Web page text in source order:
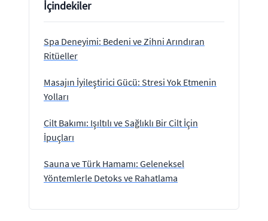
İçindekiler
Spa Deneyimi: Bedeni ve Zihni Arındıran
Ritüeller
Masajın İyileştirici Gücü: Stresi Yok Etmenin
Yolları
Cilt Bakımı: Işıltılı ve Sağlıklı Bir Cilt İçin
İpuçları
Sauna ve Türk Hamamı: Geleneksel
Yöntemlerle Detoks ve Rahatlama